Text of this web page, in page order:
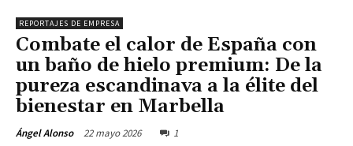
REPORTAJES DE EMPRESA
Combate el calor de España con
un baño de hielo premium: De la
pureza escandinava a la élite del
bienestar en Marbella
Ángel Alonso 22 mayo 2026 1